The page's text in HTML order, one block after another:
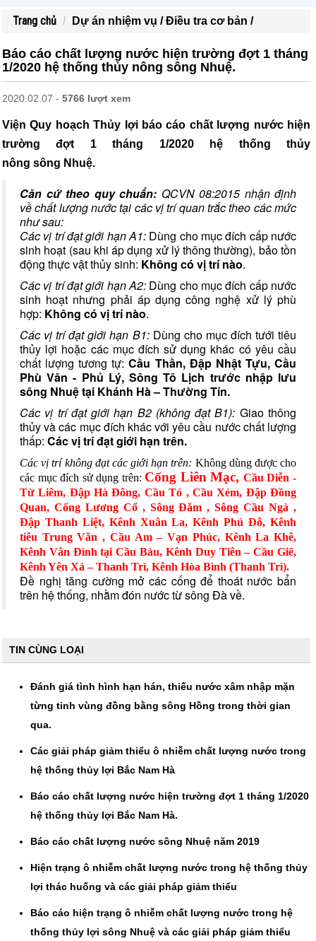
Trang chủ Dự án nhiệm vụ /Điều tra cơ bản /
Báo cáo chất lượng nước hiện trường đợt 1 tháng
1/2020 hệ thống thủy nông sông Nhuệ.
2020.02.07 - 5766 lượt xem
Viện Quy hoạch Thủy lợi báo cáo chất lượng nước hiện
trường đợt 1 tháng 1/2020 hệ thống thủy
nông sông Nhuệ.
Căn cứ theo quy chuẩn: QCVN 08:2015 nhận định
về chất lượng nước tại các vị trí quan trắc theo các mức
như sau:
Các vị trí đạt giới hạn A1: Dùng cho mục đích cấp nước
sinh hoạt (sau khi áp dụng xử lý thông thường), bảo tồn
động thực vật thủy sinh: Không có vị trí nào.
Các vị trí đạt giới hạn A2: Dùng cho mục đích cấp nước
sinh hoạt nhưng phải áp dụng công nghệ xử lý phù
hợp: Không có vị trí nào.
Các vị trí đạt giới hạn B1:Dùng cho mục đích tưới tiêu
thủy lợi hoặc các mục đích sử dụng khác có yêu cầu
chất lượng tương tự:Cầu Thần, Đập Nhật Tựu, Cầu
Phù Vân - Phủ Lý, Sông Tô Lịch trước nhập lưu
sông Nhuệ tại Khánh Hà – Thường Tín.
Các vị trí đạt giới hạn B2 (không đạt B1): Giao thông
thủy và các mục đích khác với yêu cầu nước chất lượng
thấp: Các vị trí đạt giới hạn trên.
Các vị trí không đạt các giới hạn trên: Không dùng được cho
các mục đích sử dụng trên: Cống Liên Mạc, Cầu Diễn -
Từ Liêm, Đập Hà Đông, Cầu Tó , Cầu Xém, Đập Đồng
Quan, Cống Lương Cổ , Sông Đăm , Sông Cầu Ngà ,
Đập Thanh Liệt, Kênh Xuân La, Kênh Phú Đô, Kênh
tiêu Trung Văn , Cầu Am – Vạn Phúc, Kênh La Khê,
Kênh Vân Đình tại Cầu Bàu, Kênh Duy Tiên – Cầu Giẽ,
Kênh Yên Xá – Thanh Trì, Kênh Hòa Bình (Thanh Trì).
Đề nghị tăng cường mở các cống để thoát nước bẩn
trên hệ thống, nhằm đón nước từ sông Đà về.
TIN CÙNG LOẠI
Đánh giá tình hình hạn hán, thiếu nước xâm nhập mặn
từng tỉnh vùng đồng bằng sông Hồng trong thời gian
qua.
Các giải pháp giảm thiểu ô nhiễm chất lượng nước trong
hệ thống thủy lợi Bắc Nam Hà
Báo cáo chất lượng nước hiện trường đợt 1 tháng 1/2020
hệ thống thủy lợi Bắc Nam Hà.
Báo cáo chất lượng nước sông Nhuệ năm 2019
Hiện trạng ô nhiễm chất lượng nước trong hệ thống thủy
lợi thác huống và các giải pháp giảm thiểu
Báo cáo hiện trạng ô nhiễm chất lượng nước trong hệ
thống thủy lợi sông Nhuệ và các giải pháp giảm thiểu